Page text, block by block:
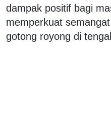
dampak positif bagi
memperkuat
gotong royong di